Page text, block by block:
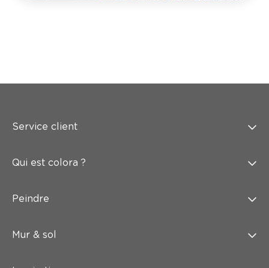
Service client
Qui est colora ?
Peindre
Mur & sol